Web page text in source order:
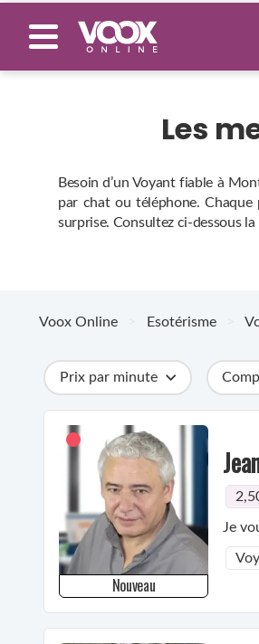
Les
Besoin d’un Voyant fiable à
par chat ou téléphone.
surprise. Consultez ci‑dessous
Voox Online Esotérisme
Prix par minute
Nouveau
Je